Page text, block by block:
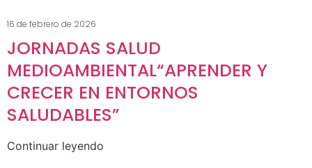
16 de febrero de 2026
JORNADAS SALUD
MEDIOAMBIENTAL“APRENDER Y
CRECER EN ENTORNOS
SALUDABLES”
Continuar leyendo